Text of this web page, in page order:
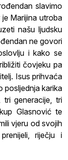
slavimo
Marijina utroba
našu ljudsku
ne govori
i kako se
čovjeku pa
Isus prihvaća
posljednja karika
tri generacije, tri
Glasnović te
vjeru od svojih
riječju i